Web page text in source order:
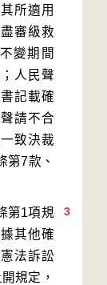
所適用
審級救
變期間
人民聲
記載確
請不合
致決裁
第7款、
3
第1項規
其他確
法訴訟
規定，